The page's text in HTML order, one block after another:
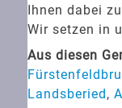
Ihnen dabei
Wir setzen in
Aus diesen
Landsberied,